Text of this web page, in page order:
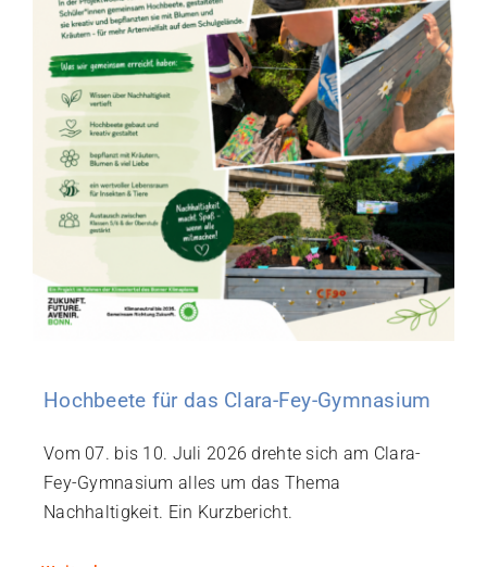
Hochbeete für das Clara-Fey-Gymnasium
Vom 07. bis 10. Juli 2026 drehte sich am Clara-
Fey-Gymnasium alles um das Thema
Nachhaltigkeit. Ein Kurzbericht.